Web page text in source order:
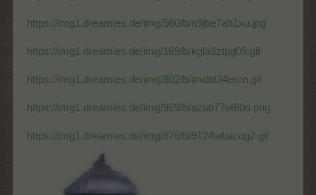
https://img1.dreamies.de/img/560/b/n9jbe7ah1xu.jpg
https://img1.dreamies.de/img/169/b/kgla3ztpg09.gif
https://img1.dreamies.de/img/802/b/imdbt34ercn.gif
https://img1.dreamies.de/img/929/b/azub77et60o.png
https://img1.dreamies.de/img/876/b/9124wbacqg2.gif